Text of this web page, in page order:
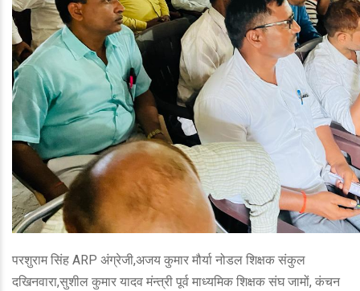
परशुराम सिंह ARP अंग्रेजी,अजय कुमार मौर्या नोडल शिक्षक संकुल
दखिनवारा,सुशील कुमार यादव मंन्त्री पूर्व माध्यमिक शिक्षक संघ जामों, कंचन